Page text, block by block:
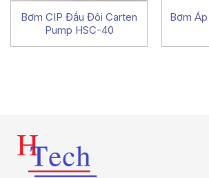
Bơm CIP Đầu Đôi Carten
Pump HSC-40
Bơm